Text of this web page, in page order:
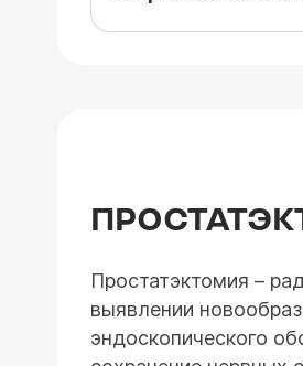
Простатэктомия –
выявлении
эндоскопического